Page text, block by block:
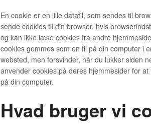
En cookie er en lille datafil, som sendes til
sende cookies til din browser, hvis
og kan ikke læse cookies fra andre
cookies gemmes som en fil på din computer i
websted, men forsvinder, når du lukker siden
anvender cookies på deres hjemmesider for
på din computer.
Hvad bruger vi